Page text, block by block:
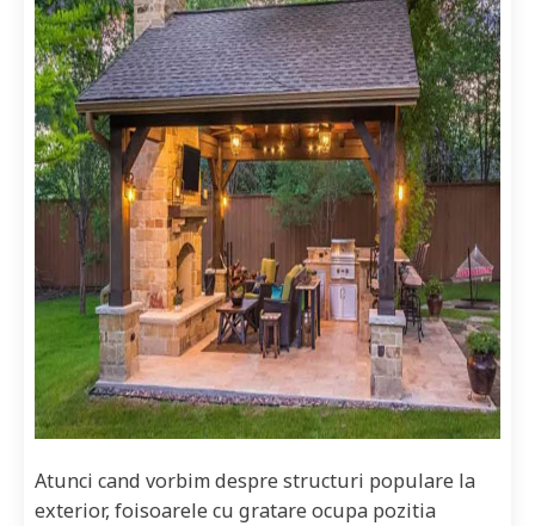
Atunci cand vorbim despre structuri populare la
exterior, foisoarele cu gratare ocupa pozitia